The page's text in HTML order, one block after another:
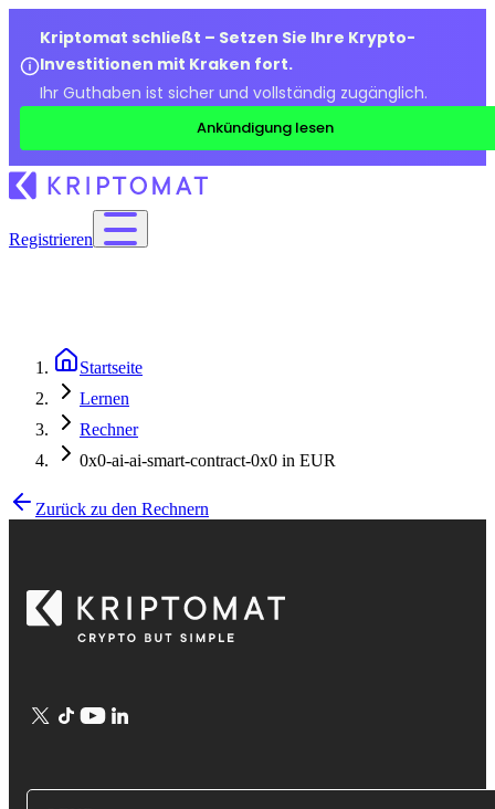
Kriptomat schließt – Setzen Sie Ihre Krypto-
Investitionen mit Kraken fort.
Ihr Guthaben ist sicher und vollständig zugänglich.
Ankündigung lesen
Registrieren
Startseite
Lernen
Rechner
0x0-ai-ai-smart-contract-0x0 in EUR
Zurück zu den Rechnern